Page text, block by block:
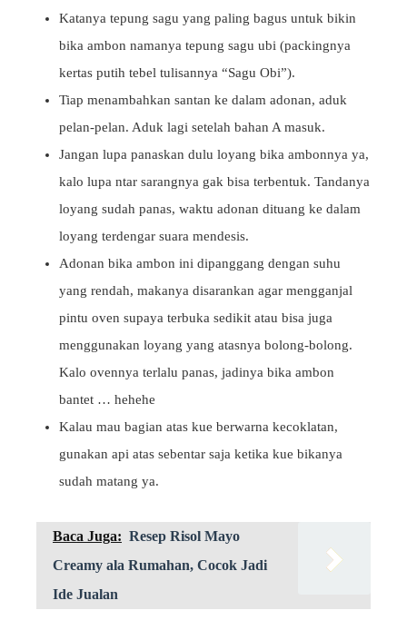
Katanya tepung sagu yang paling bagus untuk bikin
bika ambon namanya tepung sagu ubi (packingnya
kertas putih tebel tulisannya “Sagu Obi”).
Tiap menambahkan santan ke dalam adonan, aduk
pelan-pelan. Aduk lagi setelah bahan A masuk.
Jangan lupa panaskan dulu loyang bika ambonnya ya,
kalo lupa ntar sarangnya gak bisa terbentuk. Tandanya
loyang sudah panas, waktu adonan dituang ke dalam
loyang terdengar suara mendesis.
Adonan bika ambon ini dipanggang dengan suhu
yang rendah, makanya disarankan agar mengganjal
pintu oven supaya terbuka sedikit atau bisa juga
menggunakan loyang yang atasnya bolong-bolong.
Kalo ovennya terlalu panas, jadinya bika ambon
bantet … hehehe
Kalau mau bagian atas kue berwarna kecoklatan,
gunakan api atas sebentar saja ketika kue bikanya
sudah matang ya.
Baca Juga: Resep Risol Mayo
Creamy ala Rumahan, Cocok Jadi
Ide Jualan